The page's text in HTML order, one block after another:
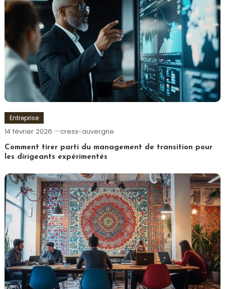
Entreprise
14 février 2026 cress-auvergne
Comment tirer parti du management de transition pour
les dirigeants expérimentés